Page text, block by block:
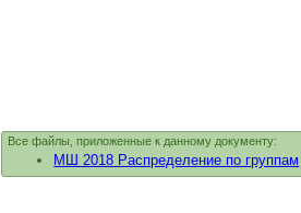
Все файлы, приложенные к данному документу:
МШ 2018 Распределение по группам